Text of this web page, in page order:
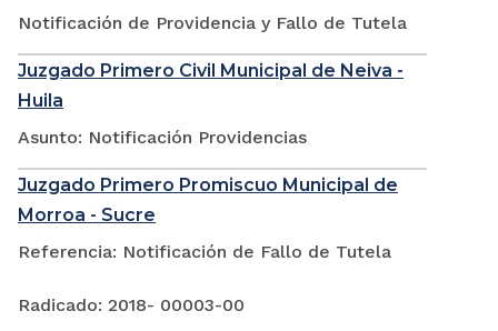
Notificación de Providencia y Fallo de Tutela
Juzgado Primero Civil Municipal de Neiva -
Huila
Asunto: Notificación Providencias
Juzgado Primero Promiscuo Municipal de
Morroa - Sucre
Referencia: Notificación de Fallo de Tutela
Radicado: 2018- 00003-00